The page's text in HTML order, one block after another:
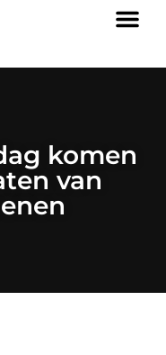
komen
van